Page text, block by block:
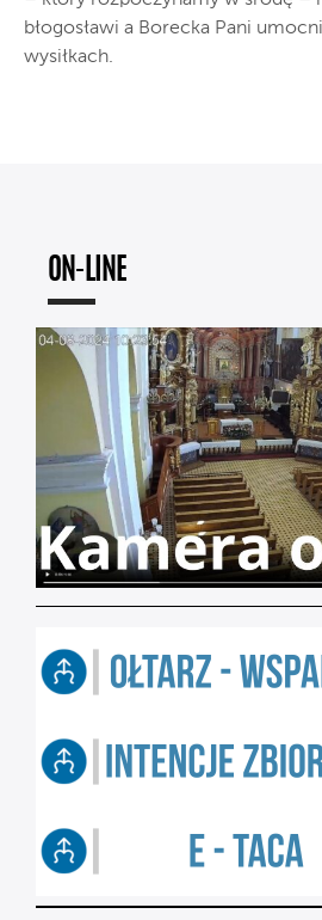
błogosławi a Borecka Pani
wysiłkach.
ON-LINE